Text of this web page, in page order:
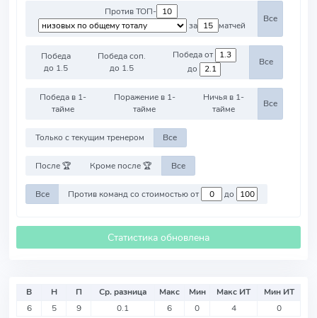
Против ТОП-
за
матчей
Все
Победа
до 1.5
Победа соп.
до 1.5
Победа от
до
Все
Победа в 1-
тайме
Поражение в 1-
тайме
Ничья в 1-
тайме
Все
Только с текущим тренером Все
После 🏆 Кроме после 🏆 Все
Все Против команд со стоимостью от до
Статистика обновлена
В Н П Ср. разница Макс Мин Макс ИТ
Мин ИТ
6
5 9 0.1 6 0 4 0